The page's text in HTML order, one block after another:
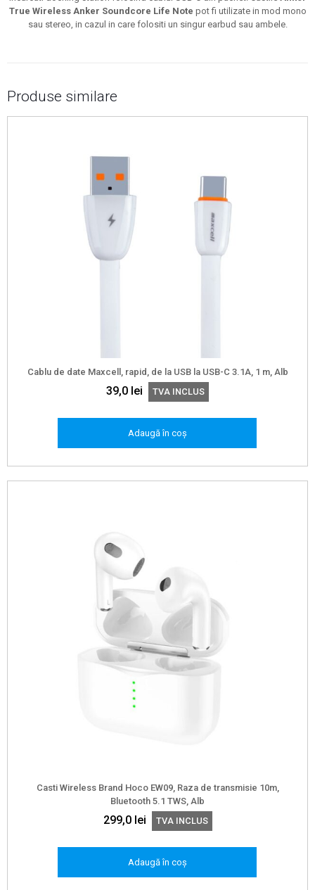
True Wireless Anker Soundcore Life Note pot fi utilizate in mod mono
sau stereo, in cazul in care folositi un singur earbud sau ambele.
Produse similare
Cablu de date Maxcell, rapid, de la USB la USB-C 3.1A, 1 m, Alb
39,0 lei TVA INCLUS
Adaugă în coș
Casti Wireless Brand Hoco EW09, Raza de transmisie 10m,
Bluetooth 5.1 TWS, Alb
299,0 lei TVA INCLUS
Adaugă în coș